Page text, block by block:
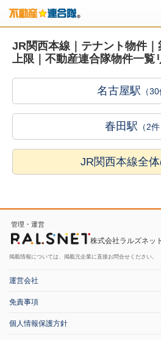
JR関西本線｜テナント物件
上限｜不動産連合隊物件一覧
名古屋駅 （30
春田駅 （2件
JR関西本線全
管理・運営
株式会社ラルズネット
掲載情報については、掲載元企業に直接お問合せください。
運営会社
免責事項
個人情報保護方針